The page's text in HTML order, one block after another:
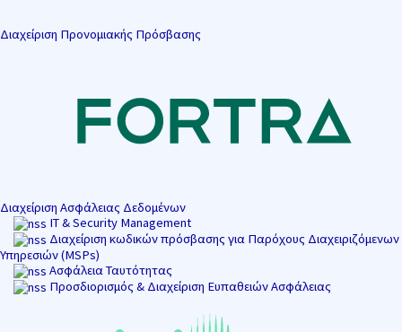
Διαχείριση Προνομιακής Πρόσβασης
Διαχείριση Ασφάλειας Δεδομένων
IT & Security Management
Διαχείριση κωδικών πρόσβασης για Παρόχους Διαχειριζόμενων
Υπηρεσιών (MSPs)
Ασφάλεια Ταυτότητας
Προσδιορισμός & Διαχείριση Ευπαθειών Ασφάλειας